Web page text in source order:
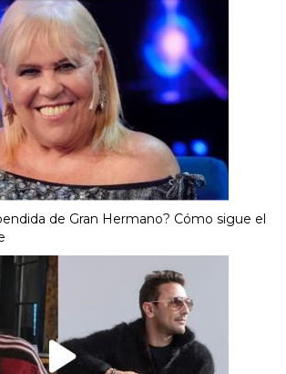
de Gran Hermano? Cómo sigue el